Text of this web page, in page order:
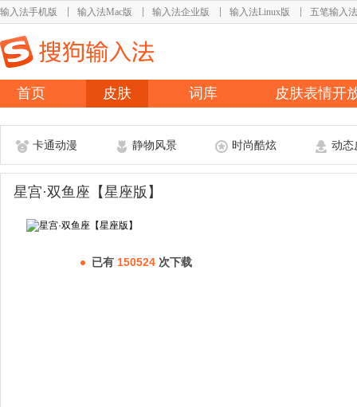
输入法手机版 输入法Mac版 输入法企业版 输入法Linux版 五笔输入法
首页 皮肤 词库 皮肤表情开
卡通动漫 静物风景 时尚酷炫 动态
星宫·双鱼座【星座版】
已有 150524 次下载